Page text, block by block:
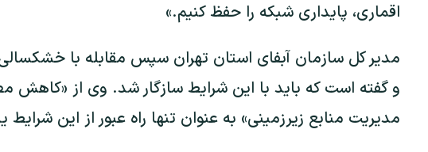
اقماری، پایداری شبکه را حفظ کنیم.»
مدیر کل سازمان آبفای استان تهران سپس مقابله با
و گفته است که باید با این شرایط سازگار شد. وی از «کاهش
مدیریت منابع زیرزمینی» به عنوان تنها راه عبور از این شرایط